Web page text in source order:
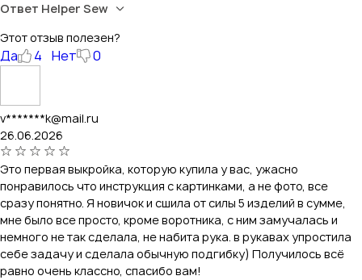
Ответ Helper Sew
Этот отзыв полезен?
Да 4 Нет 0
v*******k@mail.ru
26.06.2026
Это первая выкройка, которую купила у вас, ужасно
понравилось что инструкция с картинками, а не фото, все
сразу понятно. Я новичок и сшила от силы 5 изделий в сумме,
мне было все просто, кроме воротника, с ним замучалась и
немного не так сделала, не набита рука. в рукавах упростила
себе задачу и сделала обычную подгибку) Получилось всё
равно очень классно, спасибо вам!